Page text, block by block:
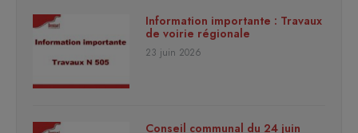
Information importante : Travaux
de voirie régionale
23 juin 2026
Conseil communal du 24 juin